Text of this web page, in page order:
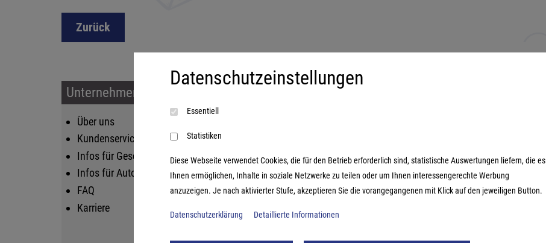
Zurück
Unternehmen & Service
Über uns
Kundenservice
Infos für Geschäftskunden
Infos für Autoren
FAQ
Karriere
Strategiespiele
Lifestyle-Spiele
Logikspiele
Datenschutzerklärung
Datenschutzeinstellungen
Essentiell
Statistiken
Diese Webseite verwendet Cookies, die für den Betrieb erforderlich sind, statistische Auswertungen liefern, die es
Ihnen ermöglichen, Inhalte in soziale Netzwerke zu teilen oder um Ihnen interessengerechte Werbung
anzuzeigen. Je nach aktivierter Stufe, akzeptieren Sie die vorangegangenen mit Klick auf den jeweiligen Button.
Datenschutzerklärung Detaillierte Informationen